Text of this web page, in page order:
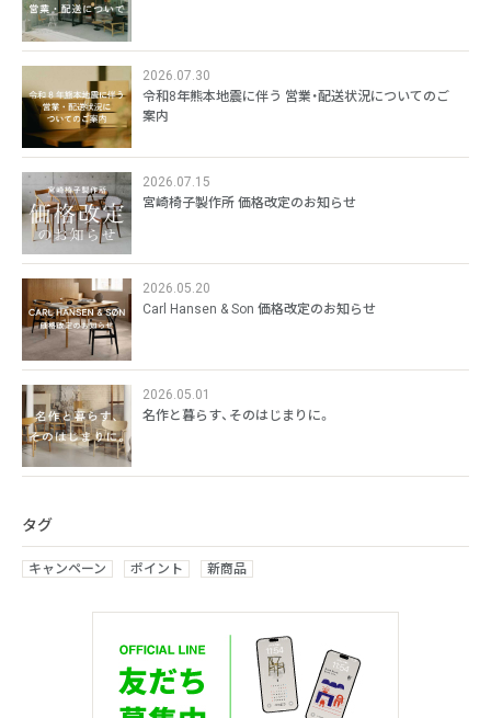
2026.07.30
令和8年熊本地震に伴う 営業・配送状況についてのご
案内
2026.07.15
宮崎椅子製作所 価格改定のお知らせ
2026.05.20
Carl Hansen & Son 価格改定のお知らせ
2026.05.01
名作と暮らす、そのはじまりに。
タグ
キャンペーン ポイント 新商品